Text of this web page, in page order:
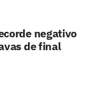
negativo
de final